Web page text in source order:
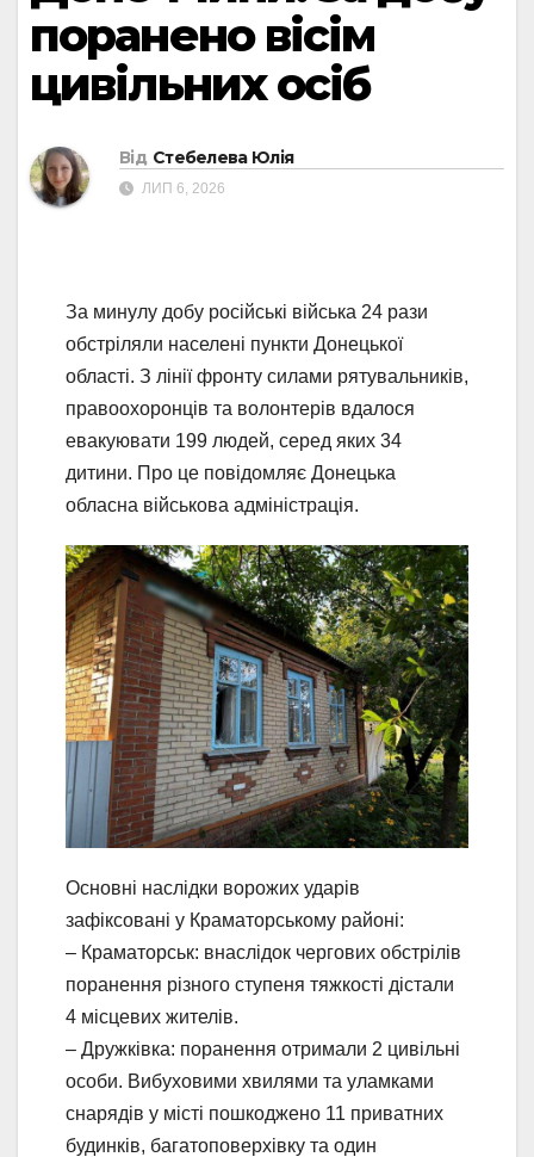
поранено вісім
цивільних осіб
Від Стебелева Юлія
ЛИП 6, 2026
За минулу добу російські війська 24 рази
обстріляли населені пункти Донецької
області. З лінії фронту силами рятувальників,
правоохоронців та волонтерів вдалося
евакуювати 199 людей, серед яких 34
дитини. Про це повідомляє Донецька
обласна військова адміністрація.
Основні наслідки ворожих ударів
зафіксовані у Краматорському районі:
– Краматорськ: внаслідок чергових обстрілів
поранення різного ступеня тяжкості дістали
4 місцевих жителів.
– Дружківка: поранення отримали 2 цивільні
особи. Вибуховими хвилями та уламками
снарядів у місті пошкоджено 11 приватних
будинків, багатоповерхівку та один